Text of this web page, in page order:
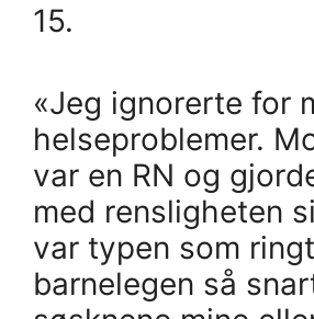
15.
«Jeg ignorerte for
helseproblemer.
var en RN og
med rensligheten
var typen som
barnelegen så